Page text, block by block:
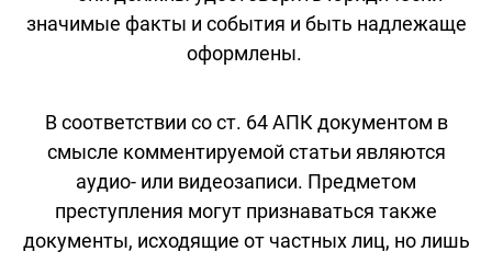
значимые факты и события и быть надлежаще
оформлены.
В соответствии со ст. 64 АПК документом в
смысле комментируемой статьи являются
аудио- или видеозаписи. Предметом
преступления могут признаваться также
документы, исходящие от частных лиц, но лишь